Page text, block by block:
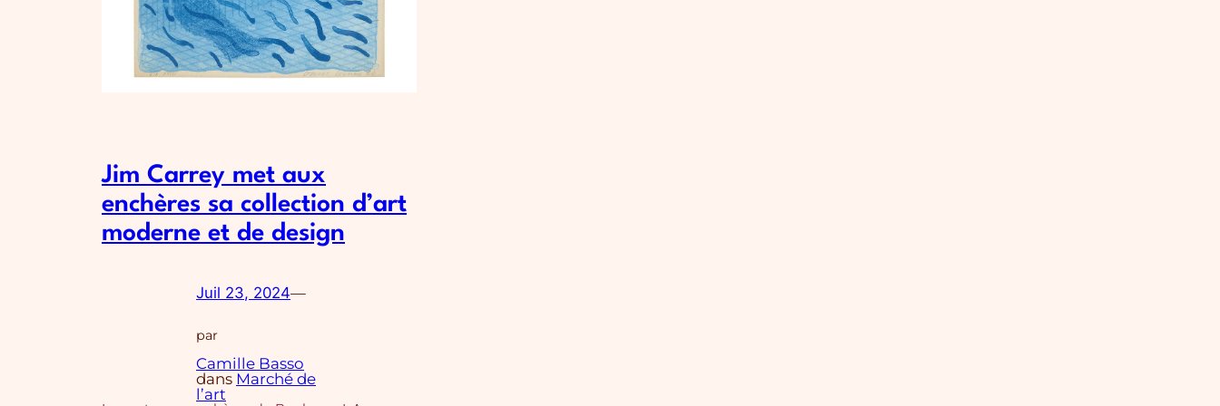
Jim Carrey met aux
enchères sa collection d’art
moderne et de design
Juil 23, 2024—
par
Camille Basso
dans Marché de
l’art